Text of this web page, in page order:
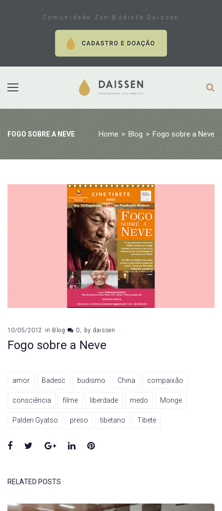
Comunidade Zen-Budista Daissen
FOGO SOBRE A NEVE Home > Blog > Fogo sobre a Neve
10/05/2012 in Blog 0 by daissen
Fogo sobre a Neve
amor Badesc budismo China compaixão
consciência filme liberdade medo Monge
Palden Gyatso preso tibetano Tibete
Facebook
TwitterGoogle+LinkedInPinterest
RELATED POSTS